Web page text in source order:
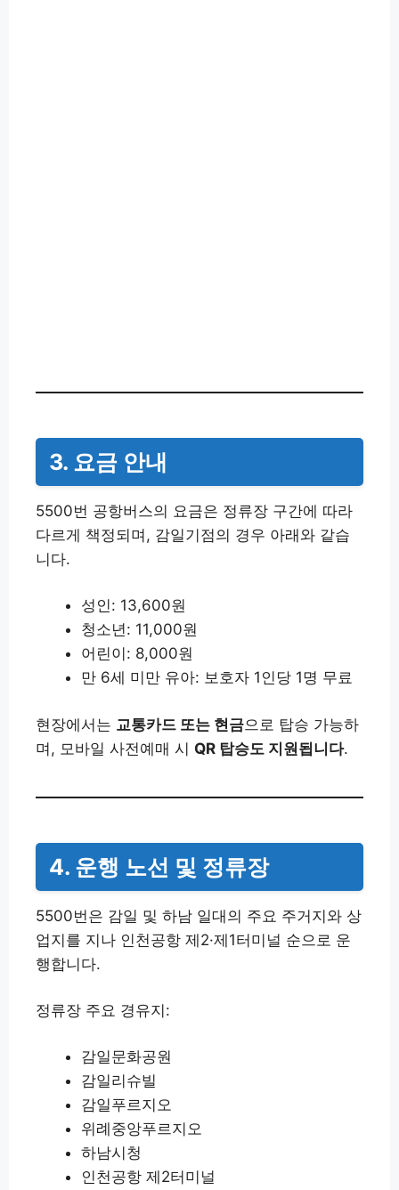
3. 요금 안내
5500번 공항버스의 요금은 정류장 구간에 따라
다르게 책정되며, 감일기점의 경우 아래와 같습
니다.
성인: 13,600원
청소년: 11,000원
어린이: 8,000원
만 6세 미만 유아: 보호자 1인당 1명 무료
현장에서는 교통카드 또는 현금으로 탑승 가능하
며, 모바일 사전예매 시 QR 탑승도 지원됩니다.
4. 운행 노선 및 정류장
5500번은 감일 및 하남 일대의 주요 주거지와 상
업지를 지나 인천공항 제2·제1터미널 순으로 운
행합니다.
정류장 주요 경유지:
감일문화공원
감일리슈빌
감일푸르지오
위례중앙푸르지오
하남시청
인천공항 제2터미널